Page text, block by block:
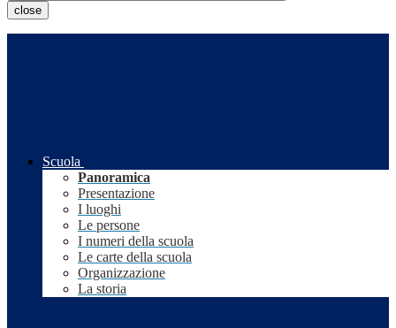
close
Scuola
Panoramica
Presentazione
I luoghi
Le persone
I numeri della scuola
Le carte della scuola
Organizzazione
La storia